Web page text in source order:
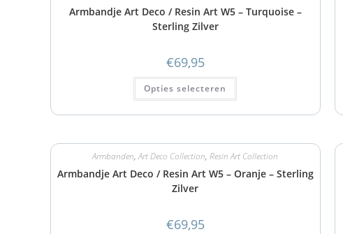
Armbandje Art Deco / Resin Art W5 – Turquoise –
Sterling Zilver
€69,95
Opties selecteren
Armbanden,Art Deco Collection,Resin Art Collection
Armbandje Art Deco / Resin Art W5 – Oranje – Sterling
Zilver
€69,95